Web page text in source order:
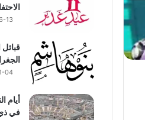
13
04
أيام
في